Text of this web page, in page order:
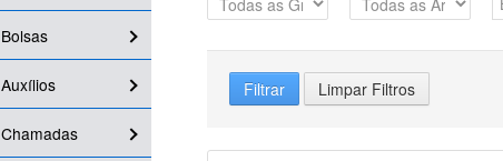
Bolsas
Auxílios
Chamadas
Filtrar Limpar Filtros